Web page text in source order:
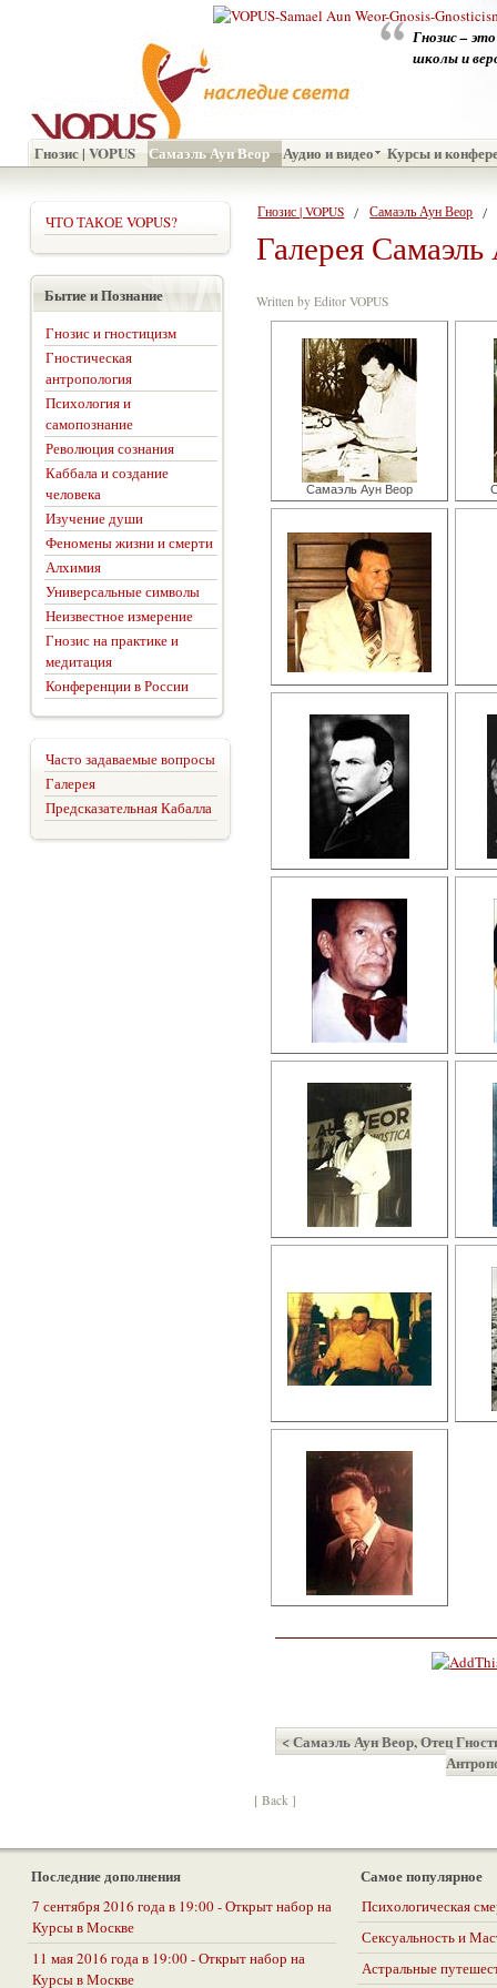
Гнозис –
школы и
Гнозис | VOPUS Самаэль Аун Веор Аудио и видео Курсы и
Гнозис | VOPUS Самаэль Аун Веор
Галерея
Written by Editor VOPUS
Самаэль Аун Веор
< Самаэль Аун Веор, Отец
[ Back ]
ЧТО ТАКОЕ VOPUS?
Бытие и Познание
Гнозис и гностицизм
Гностическая
антропология
Психология и
самопознание
Революция сознания
Каббала и создание
человека
Изучение души
Феномены жизни и смерти
Алхимия
Универсальные символы
Неизвестное измерение
Гнозис на практике и
медитация
Конференции в России
Часто задаваемые вопросы
Галерея
Предсказательная Кабалла
Последние дополнения
7 сентября 2016 года в 19:00 - Открыт набор на
Курсы в Москве
11 мая 2016 года в 19:00 - Открыт набор на
Курсы в Москве
Самое популярное
Психологическая
Сексуальность и
Астральные